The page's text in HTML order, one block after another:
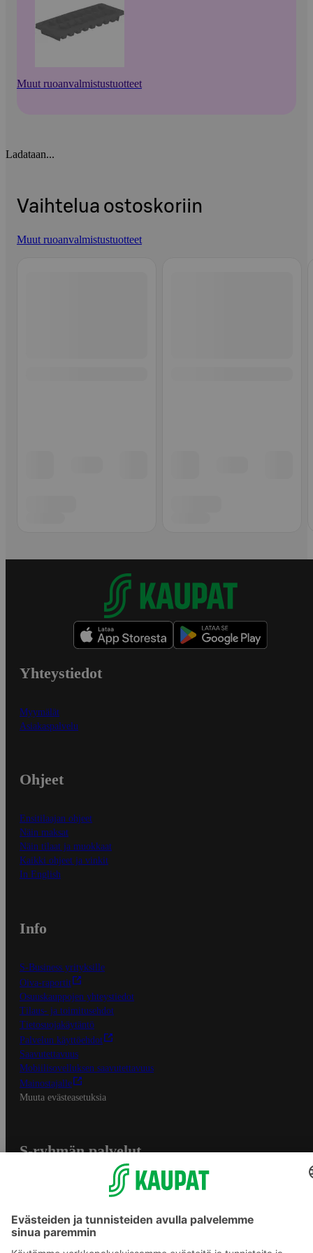
Muut ruoanvalmistustuotteet
Ladataan...
Vaihtelua ostoskoriin
Muut ruoanvalmistustuotteet
Yhteystiedot
Myymälät
Asiakaspalvelu
Ohjeet
Ensitilaajan ohjeet
Näin maksat
Näin tilaat ja muokkaat
Kaikki ohjeet ja vinkit
In English
Info
S-Business yrityksille
Oiva-raportit
Osuuskauppojen yhteystiedot
Tilaus- ja toimitusehdot
Tietosuojakäytäntö
Palvelun käyttöehdot
Saavutettavuus
Mobiilisovelluksen saavutettavuus
Mainostajalle
Muuta evästeasetuksia
S-ryhmän palvelut
Yhteishyvä Ruoka -sovellus
S-ostoslista -sovellus